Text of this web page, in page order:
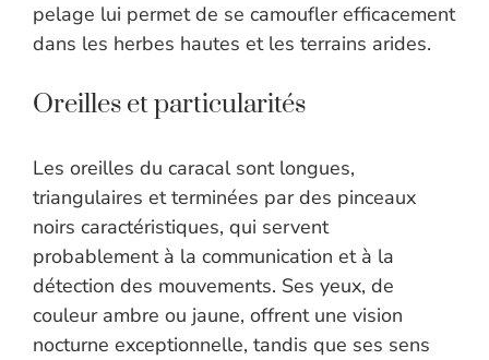
pelage lui permet de se camoufler efficacement
dans les herbes hautes et les terrains arides.
Oreilles et particularités
Les oreilles du caracal sont longues,
triangulaires et terminées par des pinceaux
noirs caractéristiques, qui servent
probablement à la communication et à la
détection des mouvements. Ses yeux, de
couleur ambre ou jaune, offrent une vision
nocturne exceptionnelle, tandis que ses sens